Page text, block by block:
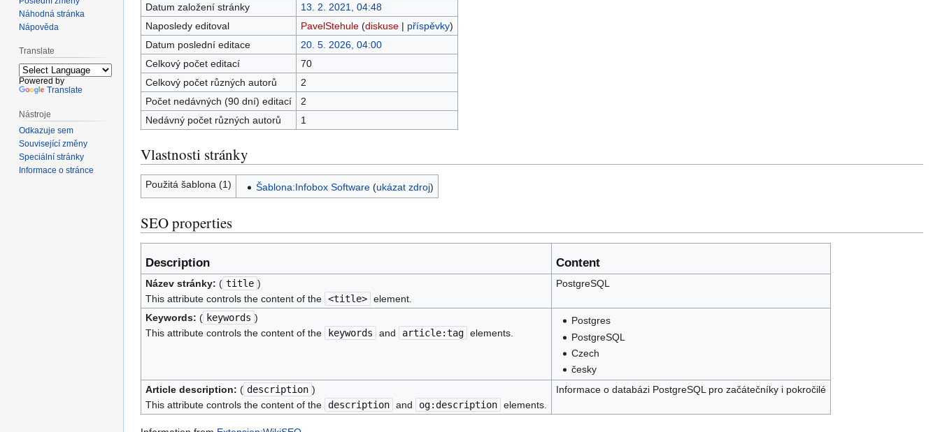
Datum založení stránky
13. 2. 2021, 04:48
Naposledy editoval
PavelStehule (diskuse| příspěvky)
Datum poslední editace
20. 5. 2026, 04:00
Celkový počet editací
70
Celkový počet různých autorů
2
Počet nedávných (90 dní) editací
2
Nedávný počet různých autorů
1
Vlastnosti stránky
Použitá šablona (1) Šablona:Infobox Software(ukázat zdroj)
SEO properties
Description Content
Název stránky: ( title )
This attribute controls the content of the <title> element.
PostgreSQL
Keywords: ( keywords )
This attribute controls the content of the
keywords and article:tag elements.
Postgres
PostgreSQL
Czech
česky
Article description: ( description )
This attribute controls the content of the description and og:description elements.
Informace o databázi PostgreSQL pro začátečníky i pokročilé
Náhodná stránka
Nápověda
Translate
Powered by
Translate
Nástroje
Odkazuje sem
Související změny
Speciální stránky
Informace o stránce